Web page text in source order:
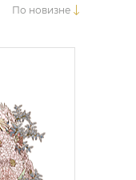
По новизне